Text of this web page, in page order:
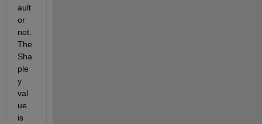
ault
or
not.
The
Sha
ple
y
val
ue
is